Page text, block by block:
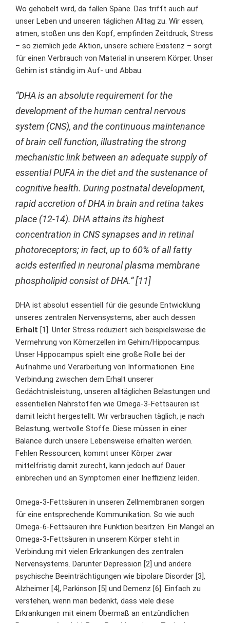
Wo gehobelt wird, da fallen Späne. Das trifft auch auf
unser Leben und unseren täglichen Alltag zu. Wir essen,
atmen, stoßen uns den Kopf, empfinden Zeitdruck, Stress
– so ziemlich jede Aktion, unsere schiere Existenz – sorgt
für einen Verbrauch von Material in unserem Körper. Unser
Gehirn ist ständig im Auf- und Abbau.
“DHA is an absolute requirement for the
development of the human central nervous
system (CNS), and the continuous maintenance
of brain cell function, illustrating the strong
mechanistic link between an adequate supply of
essential PUFA in the diet and the sustenance of
cognitive health. During postnatal development,
rapid accretion of DHA in brain and retina takes
place (12-14). DHA attains its highest
concentration in CNS synapses and in retinal
photoreceptors; in fact, up to 60% of all fatty
acids esterified in neuronal plasma membrane
phospholipid consist of DHA.“ [11]
DHA ist absolut essentiell für die gesunde Entwicklung
unseres zentralen Nervensystems, aber auch dessen
Erhalt [1]. Unter Stress reduziert sich beispielsweise die
Vermehrung von Körnerzellen im Gehirn/Hippocampus.
Unser Hippocampus spielt eine große Rolle bei der
Aufnahme und Verarbeitung von Informationen. Eine
Verbindung zwischen dem Erhalt unserer
Gedächtnisleistung, unseren alltäglichen Belastungen und
essentiellen Nährstoffen wie Omega-3-Fettsäuren ist
damit leicht hergestellt. Wir verbrauchen täglich, je nach
Belastung, wertvolle Stoffe. Diese müssen in einer
Balance durch unsere Lebensweise erhalten werden.
Fehlen Ressourcen, kommt unser Körper zwar
mittelfristig damit zurecht, kann jedoch auf Dauer
einbrechen und an Symptomen einer Ineffizienz leiden.
Omega-3-Fettsäuren in unseren Zellmembranen sorgen
für eine entsprechende Kommunikation. So wie auch
Omega-6-Fettsäuren ihre Funktion besitzen. Ein Mangel an
Omega-3-Fettsäuren in unserem Körper steht in
Verbindung mit vielen Erkrankungen des zentralen
Nervensystems. Darunter Depression [2] und andere
psychische Beeinträchtigungen wie bipolare Disorder [3],
Alzheimer [4], Parkinson [5] und Demenz [6]. Einfach zu
verstehen, wenn man bedenkt, dass viele diese
Erkrankungen mit einem Übermaß an entzündlichen